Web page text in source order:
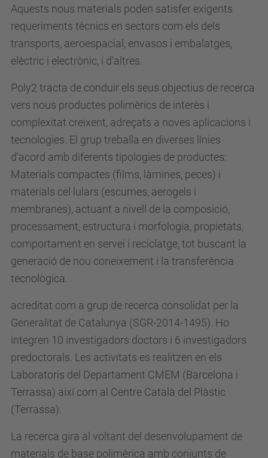
Aquests nous materials poden satisfer exigents
requeriments tècnics en sectors com els dels
transports, aeroespacial, envasos i embalatges,
elèctric i electrònic, i d'altres.
Poly2 tracta de conduir els seus objectius de recerca
vers nous productes polimèrics de interès i
complexitat creixent, adreçats a noves aplicacions i
tecnologies. El grup treballa en diverses línies
d’acord amb diferents tipologies de productes:
Materials compactes (films, làmines, peces) i
materials cel·lulars (escumes, aerogels i
membranes), actuant a nivell de la composició,
processament, estructura i morfologia, propietats,
comportament en servei i reciclatge, tot buscant la
generació de nou coneixement i la transferència
tecnològica.
acreditat com a grup de recerca consolidat per la
Generalitat de Catalunya (SGR-2014-1495). Ho
integren 10 investigadors doctors i 6 investigadors
predoctorals. Les activitats es realitzen en els
Laboratoris del Departament CMEM (Barcelona i
Terrassa) així com al Centre Català del Plàstic
(Terrassa).
La recerca gira al voltant del desenvolupament de
materials de base polimèrica amb conjunts de